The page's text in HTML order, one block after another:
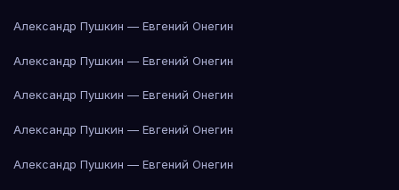
Александр Пушкин — Евгений Онегин
Александр Пушкин — Евгений Онегин
Александр Пушкин — Евгений Онегин
Александр Пушкин — Евгений Онегин
Александр Пушкин — Евгений Онегин